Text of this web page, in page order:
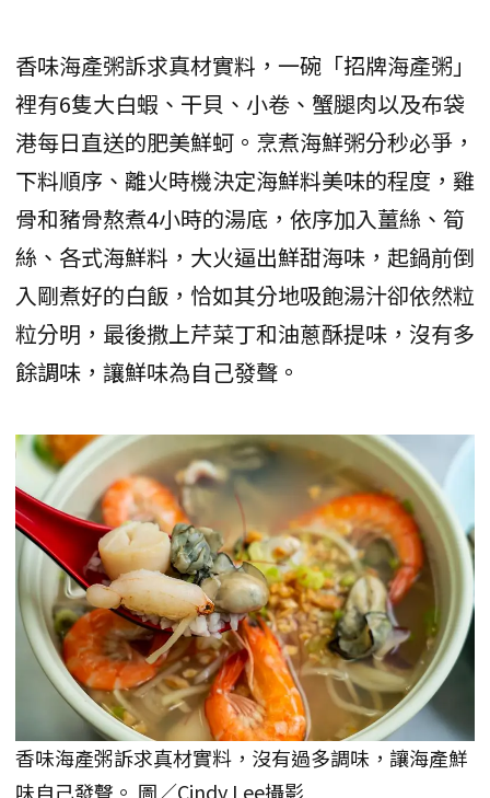
香味海產粥訴求真材實料，一碗「招牌海產粥」
裡有6隻大白蝦、干貝、小卷、蟹腿肉以及布袋
港每日直送的肥美鮮蚵。烹煮海鮮粥分秒必爭，
下料順序、離火時機決定海鮮料美味的程度，雞
骨和豬骨熬煮4小時的湯底，依序加入薑絲、筍
絲、各式海鮮料，大火逼出鮮甜海味，起鍋前倒
入剛煮好的白飯，恰如其分地吸飽湯汁卻依然粒
粒分明，最後撒上芹菜丁和油蔥酥提味，沒有多
餘調味，讓鮮味為自己發聲。
香味海產粥訴求真材實料，沒有過多調味，讓海產鮮
味自己發聲。 圖／Cindy Lee攝影